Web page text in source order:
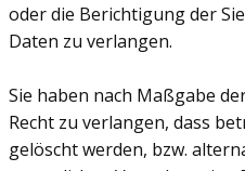
oder die Berichtigung der
Daten zu verlangen.
Sie haben nach Maßgabe
Recht zu verlangen, dass
gelöscht werden, bzw.